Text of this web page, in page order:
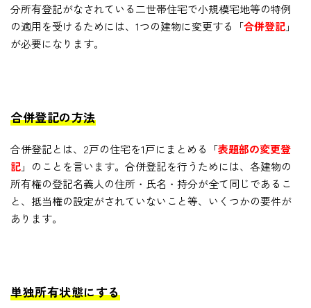
分所有登記がなされている二世帯住宅で小規模宅地等の特例
の適用を受けるためには、1つの建物に変更する「合併登記」
が必要になります。
合併登記の方法
合併登記とは、2戸の住宅を1戸にまとめる「表題部の変更登
記」のことを言います。合併登記を行うためには、各建物の
所有権の登記名義人の住所・氏名・持分が全て同じであるこ
と、抵当権の設定がされていないこと等、いくつかの要件が
あります。
単独所有状態にする